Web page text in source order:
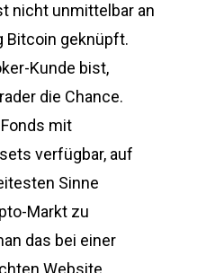
nicht unmittelbar an
Bitcoin geknüpft.
Kunde bist,
die Chance.
mit
verfügbar, auf
Sinne
Markt zu
das bei einer
Website